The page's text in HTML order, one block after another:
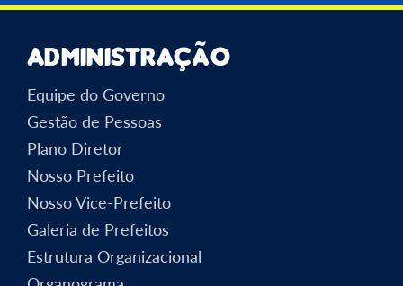
Administração
Equipe do Governo
Gestão de Pessoas
Plano Diretor
Nosso Prefeito
Nosso Vice-Prefeito
Galeria de Prefeitos
Estrutura Organizacional